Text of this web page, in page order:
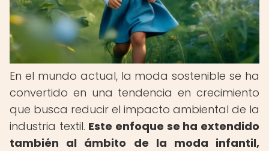
En el mundo actual, la moda sostenible se ha
convertido en una tendencia en crecimiento
que busca reducir el impacto ambiental de la
industria textil. Este enfoque se ha extendido
también al ámbito de la moda infantil,